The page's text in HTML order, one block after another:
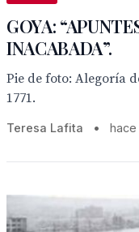
GOYA:
INACABADA”.
Pie de foto: Alegoría
1771.
Teresa Lafita • hace